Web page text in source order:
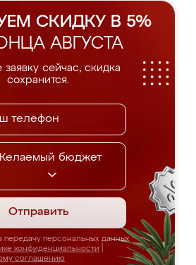
СКИДКУ В 5%
АВГУСТА
заявку сейчас, скидка
сохранится.
бюджет
Отправить
передачу персональных данных
конфиденциальности
соглашению